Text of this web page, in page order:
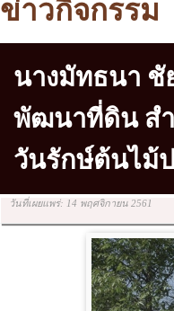
ข่าวกิจกรรม
นางมัทธนา ชั
พัฒนาที่ดิน ส
วันรักษ์ต้นไม้
วันที่เผยแพร่: 14 พฤศจิกายน 2561